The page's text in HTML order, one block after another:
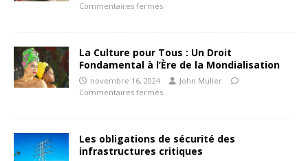
Commentaires fermés
La Culture pour Tous : Un Droit
Fondamental à l’Ère de la Mondialisation
novembre 16, 2024
John Muller
Commentaires fermés
Les obligations de sécurité des
infrastructures critiques